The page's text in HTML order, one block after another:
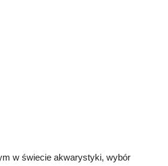
w świecie akwarystyki, wybór